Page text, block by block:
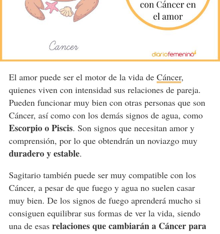
El amor puede ser el motor de la vida de Cáncer,
quienes viven con intensidad sus relaciones de pareja.
Pueden funcionar muy bien con otras personas que son
Cáncer, así como con los demás signos de agua, como
Escorpio o Piscis. Son signos que necesitan amor y
comprensión, por lo que obtendrán un noviazgo muy
duradero y estable.
Sagitario también puede ser muy compatible con los
Cáncer, a pesar de que fuego y agua no suelen casar
muy bien. De los signos de fuego aprenderá mucho si
consiguen equilibrar sus formas de ver la vida, siendo
una de esas relaciones que cambiarán a Cáncer para